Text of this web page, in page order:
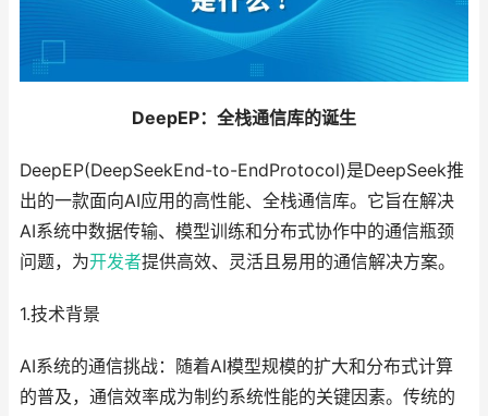
DeepEP：全栈通信库的诞生
DeepEP(DeepSeekEnd-to-EndProtocol)是DeepSeek推
出的一款面向AI应用的高性能、全栈通信库。它旨在解决
AI系统中数据传输、模型训练和分布式协作中的通信瓶颈
问题，为开发者提供高效、灵活且易用的通信解决方案。
1.技术背景
AI系统的通信挑战：随着AI模型规模的扩大和分布式计算
的普及，通信效率成为制约系统性能的关键因素。传统的